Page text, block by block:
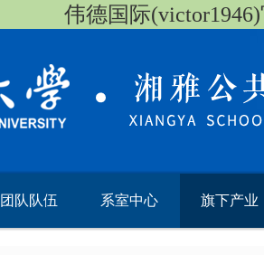
伟德国际
团队队伍 系室中心 旗下产业